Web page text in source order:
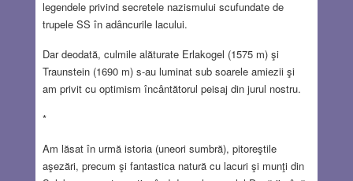
legendele privind secretele nazismului scufundate de
trupele SS în adâncurile lacului.
Dar deodată, culmile alăturate Erlakogel (1575 m) şi
Traunstein (1690 m) s-au luminat sub soarele amiezii şi
am privit cu optimism încântătorul peisaj din jurul nostru.
*
Am lăsat în urmă istoria (uneori sumbră), pitoreştile
aşezări, precum şi fantastica natură cu lacuri şi munţi din